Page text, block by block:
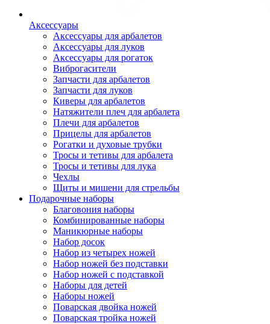
Аксессуары
Аксессуары для арбалетов
Аксессуары для луков
Аксессуары для рогаток
Виброгасители
Запчасти для арбалетов
Запчасти для луков
Киверы для арбалетов
Натяжители плеч для арбалета
Плечи для арбалетов
Прицелы для арбалетов
Рогатки и духовые трубки
Тросы и тетивы для арбалета
Тросы и тетивы для лука
Чехлы
Щиты и мишени для стрельбы
Подарочные наборы
Благовония наборы
Комбинированные наборы
Маникюрные наборы
Набор досок
Набор из четырех ножей
Набор ножей без подставки
Набор ножей с подставкой
Наборы для детей
Наборы ножей
Поварская двойка ножей
Поварская тройка ножей